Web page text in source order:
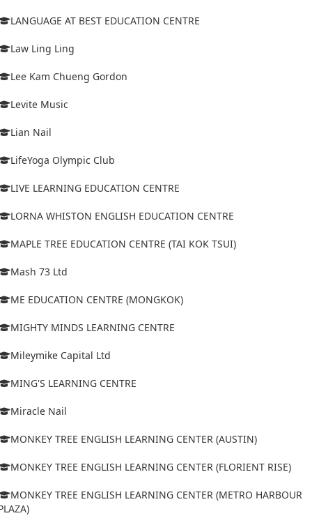
LANGUAGE AT BEST EDUCATION CENTRE
Law Ling Ling
Lee Kam Chueng Gordon
Levite Music
Lian Nail
LifeYoga Olympic Club
LIVE LEARNING EDUCATION CENTRE
LORNA WHISTON ENGLISH EDUCATION CENTRE
MAPLE TREE EDUCATION CENTRE (TAI KOK TSUI)
Mash 73 Ltd
ME EDUCATION CENTRE (MONGKOK)
MIGHTY MINDS LEARNING CENTRE
Mileymike Capital Ltd
MING'S LEARNING CENTRE
Miracle Nail
MONKEY TREE ENGLISH LEARNING CENTER (AUSTIN)
MONKEY TREE ENGLISH LEARNING CENTER (FLORIENT RISE)
MONKEY TREE ENGLISH LEARNING CENTER (METRO HARBOUR